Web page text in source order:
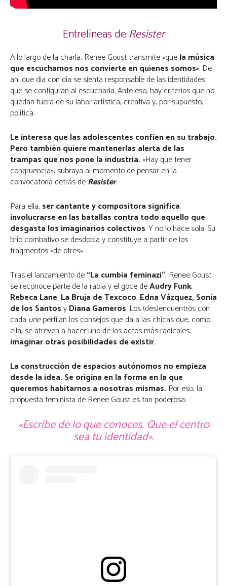
Entrelíneas deResister
A lo largo de la charla, Renee Goust transmite «quela música
que escuchamos nos convierte en quienes somos». De
ahí que día con día se sienta responsable de las identidades
que se configuran al escucharla. Ante eso, hay criterios que no
quedan fuera de su labor artística, creativa y, por supuesto,
política.
Le interesa que las adolescentes confíen en su trabajo.
Pero también quiere mantenerlas alerta de las
trampas que nos pone la industria. «Hay que tener
congruencia», subraya al momento de pensar en la
convocatoria detrás deResister.
Para ella, ser cantante y compositora significa
involucrarse en las batallas contra todo aquello que
desgasta los imaginarios colectivos. Y no lo hace sola. Su
brío combativo se desdobla y constituye a partir de los
fragmentos «de otres».
Tras el lanzamiento de“La cumbia feminazi”, Renee Goust
se reconoce parte de la rabia y el goce deAudry Funk,
Rebeca Lane, La Bruja de Texcoco, Edna Vázquez, Sonia
de los SantosyDiana Gameros. Los (des)encuentros con
cada uneperfilan los consejos que da a las chicas que, como
ella, se atreven a hacer uno de los actos más radicales:
imaginar otras posibilidades de existir.
La construcción de espacios autónomos no empieza
desde la idea. Se origina en la forma en la que
queremos habitarnos a nosotras mismas. Por eso, la
propuesta feminista de Renee Goust es tan poderosa:
«Escribe de lo que conoces. Que el centro
sea tu identidad».